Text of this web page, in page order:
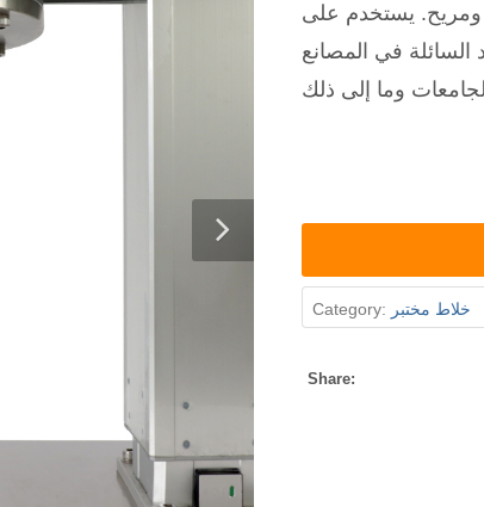
ومريح. يستخدم على
في المصانع
Category: خلاط مختبر
Share: